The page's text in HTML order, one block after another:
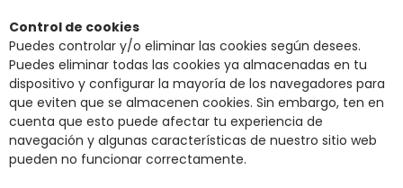
Control de cookies
Puedes controlar y/o eliminar las cookies según desees.
Puedes eliminar todas las cookies ya almacenadas en tu
dispositivo y configurar la mayoría de los navegadores para
que eviten que se almacenen cookies. Sin embargo, ten en
cuenta que esto puede afectar tu experiencia de
navegación y algunas características de nuestro sitio web
pueden no funcionar correctamente.